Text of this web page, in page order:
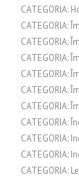
CATEGORIA:
CATEGORIA:
CATEGORIA:
CATEGORIA:
CATEGORIA:
CATEGORIA:
CATEGORIA:
CATEGORIA:
CATEGORIA:
CATEGORIA:
CATEGORIA: